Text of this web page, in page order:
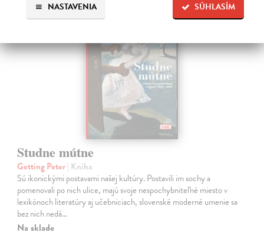
SÚHLASÍM
NASTAVENIA
na sklade
Studne mútne
Getting Peter| Kniha
Sú ikonickými postavami našej kultúry. Postavili im sochy a
pomenovali po nich ulice, majú svoje nespochybniteľné miesto v
lexikónoch literatúry aj učebniciach, slovenské moderné umenie sa
bez nich nedá…
Na sklade